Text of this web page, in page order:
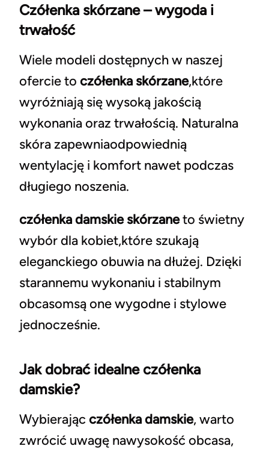
Czółenka skórzane – wygoda i
trwałość
Wiele modeli dostępnych w naszej
ofercie to czółenka skórzane,które
wyróżniają się wysoką jakością
wykonania oraz trwałością. Naturalna
skóra zapewniaodpowiednią
wentylację i komfort nawet podczas
długiego noszenia.
czółenka damskie skórzaneto świetny
wybór dla kobiet,które szukają
eleganckiego obuwia na dłużej. Dzięki
starannemu wykonaniu i stabilnym
obcasomsą one wygodne i stylowe
jednocześnie.
Jak dobrać idealne czółenka
damskie?
Wybierającczółenka damskie, warto
zwrócić uwagę nawysokość obcasa,